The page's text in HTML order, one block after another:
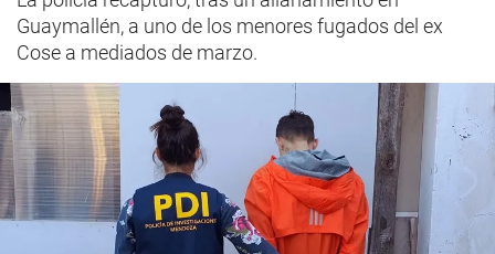
Guaymallén, a uno de los menores fugados del ex
Cose a mediados de marzo.